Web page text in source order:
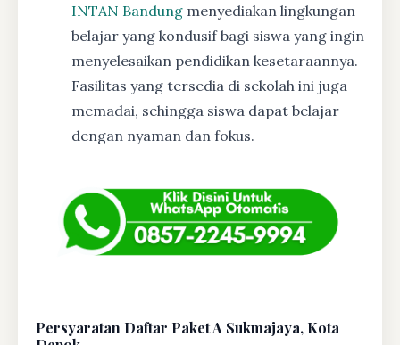
INTAN Bandung menyediakan lingkungan
belajar yang kondusif bagi siswa yang ingin
menyelesaikan pendidikan kesetaraannya.
Fasilitas yang tersedia di sekolah ini juga
memadai, sehingga siswa dapat belajar
dengan nyaman dan fokus.
Persyaratan Daftar Paket A Sukmajaya, Kota